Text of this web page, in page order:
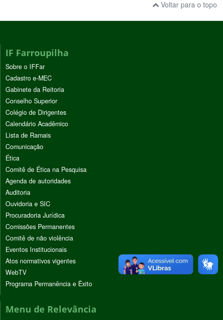
Voltar para o topo
IF Farroupilha
Sobre o IFFar
Cadastro e-MEC
Gabinete da Reitoria
Conselho Superior
Colégio de Dirigentes
Calendário Acadêmico
Lista de Ramais
Comunicação
Ética
Comitê de Ética na Pesquisa
Agenda de autoridades
Auditoria
Ouvidoria e SIC
Procuradoria Jurídica
Comissões Permanentes
Comitê de não violência
Eventos Institucionais
Atos normativos vigentes
WebTV
Programa Permanência e Êxito
Menu de Relevância